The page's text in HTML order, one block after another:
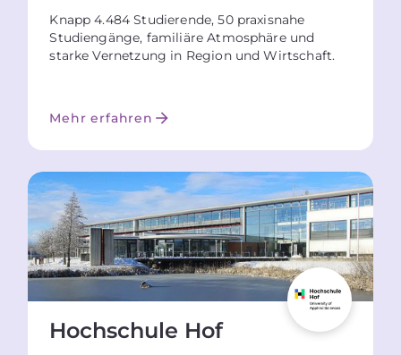
Knapp 4.484 Studierende, 50 praxisnahe
Studiengänge, familiäre Atmosphäre und
starke Vernetzung in Region und Wirtschaft.
Mehr erfahren
Hochschule Hof